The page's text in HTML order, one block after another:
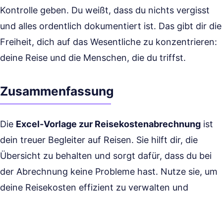
Kontrolle geben. Du weißt, dass du nichts vergisst
und alles ordentlich dokumentiert ist. Das gibt dir die
Freiheit, dich auf das Wesentliche zu konzentrieren:
deine Reise und die Menschen, die du triffst.
Zusammenfassung
Die Excel-Vorlage zur Reisekostenabrechnung ist
dein treuer Begleiter auf Reisen. Sie hilft dir, die
Übersicht zu behalten und sorgt dafür, dass du bei
der Abrechnung keine Probleme hast. Nutze sie, um
deine Reisekosten effizient zu verwalten und